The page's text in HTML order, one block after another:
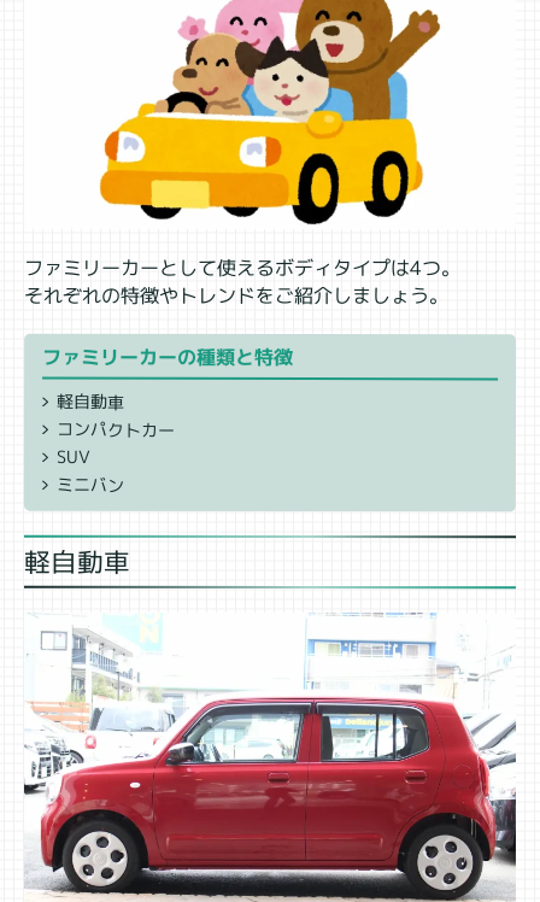
ファミリーカーとして使えるボディタイプは4つ。
それぞれの特徴やトレンドをご紹介しましょう。
ファミリーカーの種類と特徴
軽自動車
コンパクトカー
SUV
ミニバン
軽自動車